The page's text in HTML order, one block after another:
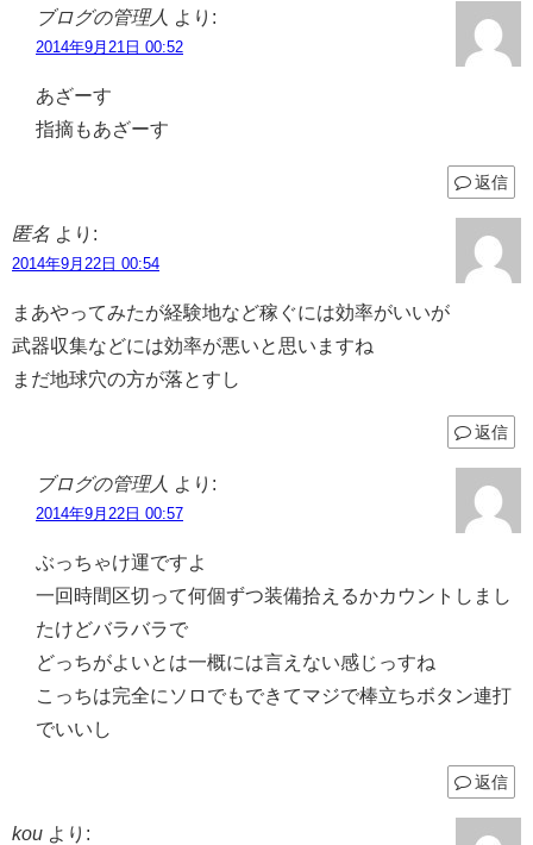
ブログの管理人 より:
2014年9月21日 00:52
あざーす
指摘もあざーす
返信
匿名 より:
2014年9月22日 00:54
まあやってみたが経験地など稼ぐには効率がいいが
武器収集などには効率が悪いと思いますね
まだ地球穴の方が落とすし
返信
ブログの管理人 より:
2014年9月22日 00:57
ぶっちゃけ運ですよ
一回時間区切って何個ずつ装備拾えるかカウントしまし
たけどバラバラで
どっちがよいとは一概には言えない感じっすね
こっちは完全にソロでもできてマジで棒立ちボタン連打
でいいし
返信
kou より: